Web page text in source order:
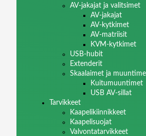
AV-jakajat ja valitsimet
AV-jakajat
AV-kytkimet
AV-matriisit
KVM-kytkimet
USB-hubit
Extenderit
Skaalaimet ja
Kuitumuuntimet
USB AV-sillat
Tarvikkeet
Kaapelikiinnikkeet
Kaapelisuojat
Valvontatarvikkeet